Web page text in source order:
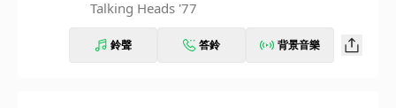
Talking Heads '77
鈴聲 答鈴 背景音樂